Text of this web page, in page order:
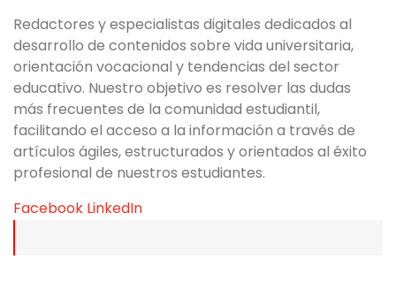
Redactores y especialistas digitales dedicados al
desarrollo de contenidos sobre vida universitaria,
orientación vocacional y tendencias del sector
educativo. Nuestro objetivo es resolver las dudas
más frecuentes de la comunidad estudiantil,
facilitando el acceso a la información a través de
artículos ágiles, estructurados y orientados al éxito
profesional de nuestros estudiantes.
Facebook LinkedIn